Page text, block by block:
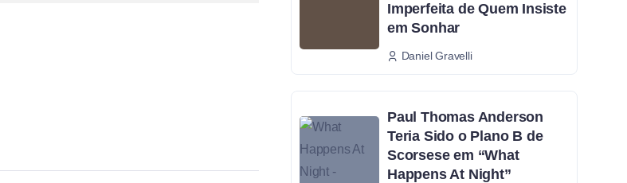
Imperfeita de Quem Insiste
em Sonhar
Daniel Gravelli
Paul Thomas Anderson
Teria Sido o Plano B de
Scorsese em “What
Happens At Night”